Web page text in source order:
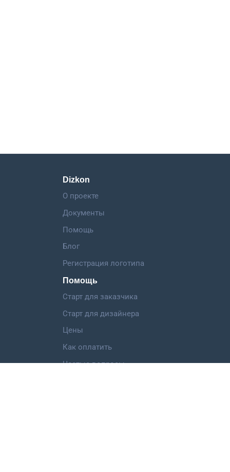
Dizkon
О проекте
Документы
Помощь
Блог
Регистрация логотипа
Помощь
Старт для заказчика
Старт для дизайнера
Цены
Как оплатить
Частые вопросы